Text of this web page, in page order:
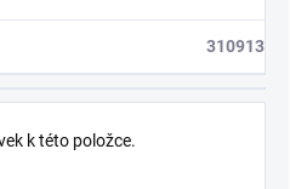
310913
k této položce.